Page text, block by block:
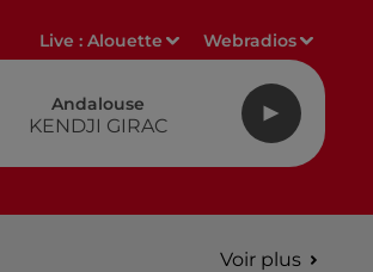
Live :Alouette Webradios
Andalouse
KENDJI GIRAC
Voir plus